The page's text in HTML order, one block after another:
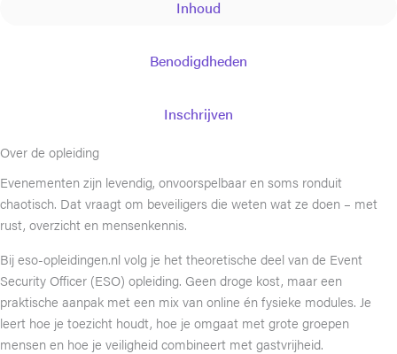
Inhoud
Benodigdheden
Inschrijven
Over de opleiding
Evenementen zijn levendig, onvoorspelbaar en soms ronduit
chaotisch. Dat vraagt om beveiligers die weten wat ze doen – met
rust, overzicht en mensenkennis.
Bij eso-opleidingen.nl volg je het theoretische deel van de Event
Security Officer (ESO) opleiding. Geen droge kost, maar een
praktische aanpak met een mix van online én fysieke modules. Je
leert hoe je toezicht houdt, hoe je omgaat met grote groepen
mensen en hoe je veiligheid combineert met gastvrijheid.